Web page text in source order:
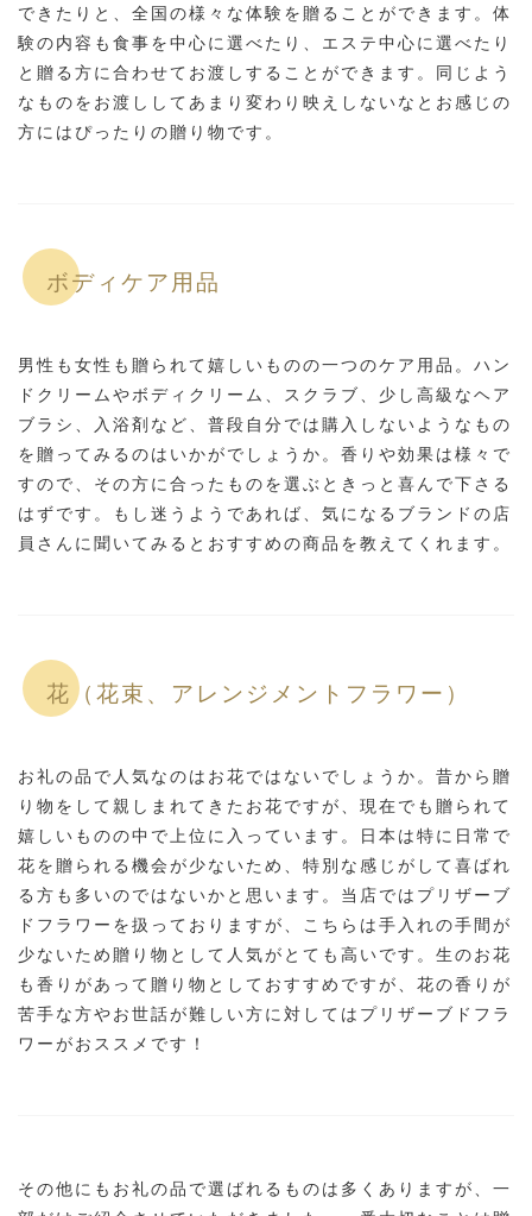
できたりと、全国の様々な体験を贈ることができます。体
験の内容も食事を中心に選べたり、エステ中心に選べたり
と贈る方に合わせてお渡しすることができます。同じよう
なものをお渡ししてあまり変わり映えしないなとお感じの
方にはぴったりの贈り物です。
ボディケア用品
男性も女性も贈られて嬉しいものの一つのケア用品。ハン
ドクリームやボディクリーム、スクラブ、少し高級なヘア
ブラシ、入浴剤など、普段自分では購入しないようなもの
を贈ってみるのはいかがでしょうか。香りや効果は様々で
すので、その方に合ったものを選ぶときっと喜んで下さる
はずです。もし迷うようであれば、気になるブランドの店
員さんに聞いてみるとおすすめの商品を教えてくれます。
花（花束、アレンジメントフラワー）
お礼の品で人気なのはお花ではないでしょうか。昔から贈
り物をして親しまれてきたお花ですが、現在でも贈られて
嬉しいものの中で上位に入っています。日本は特に日常で
花を贈られる機会が少ないため、特別な感じがして喜ばれ
る方も多いのではないかと思います。当店ではプリザーブ
ドフラワーを扱っておりますが、こちらは手入れの手間が
少ないため贈り物として人気がとても高いです。生のお花
も香りがあって贈り物としておすすめですが、花の香りが
苦手な方やお世話が難しい方に対してはプリザーブドフラ
ワーがおススメです！
その他にもお礼の品で選ばれるものは多くありますが、一